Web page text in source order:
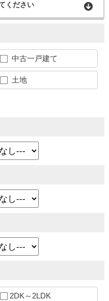
ください
中古一戸建て
土地
2DK～2LDK